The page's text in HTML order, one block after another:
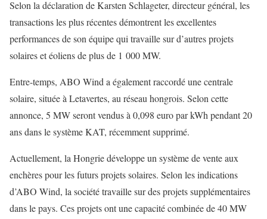
Selon la déclaration de Karsten Schlageter, directeur général, les
transactions les plus récentes démontrent les excellentes
performances de son équipe qui travaille sur d’autres projets
solaires et éoliens de plus de 1 000 MW.
Entre-temps, ABO Wind a également raccordé une centrale
solaire, située à Letavertes, au réseau hongrois. Selon cette
annonce, 5 MW seront vendus à 0,098 euro par kWh pendant 20
ans dans le système KAT, récemment supprimé.
Actuellement, la Hongrie développe un système de vente aux
enchères pour les futurs projets solaires. Selon les indications
d’ABO Wind, la société travaille sur des projets supplémentaires
dans le pays. Ces projets ont une capacité combinée de 40 MW